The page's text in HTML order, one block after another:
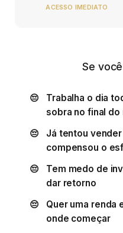
ACESSO IMEDIATO
Se
Trabalha o dia
sobra no final do
Já tentou
compensou o
Tem medo de
dar retorno
Quer uma renda
onde começar